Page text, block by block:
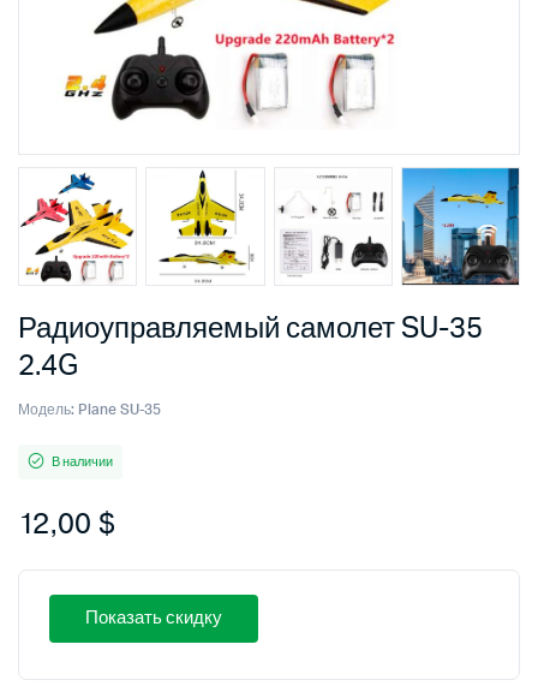
Радиоуправляемый самолет SU-35
2.4G
Модель: Plane SU-35
В наличии
12,00 $
Показать скидку